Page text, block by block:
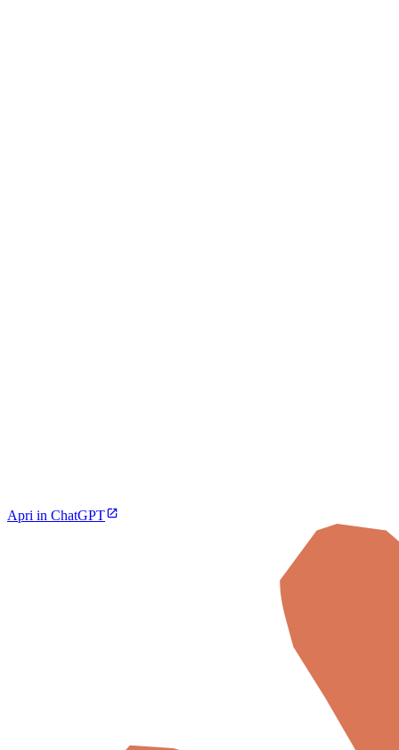
Apri in ChatGPT